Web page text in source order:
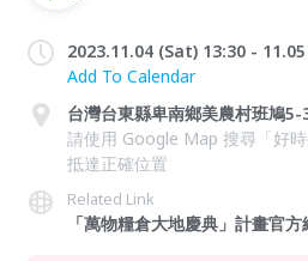
2023.11.04 (Sat) 13:30 -
Add To Calendar
台灣台東縣卑南鄉美農村班鳩5-
請使用 Google Map 搜尋「好
抵達正確位置
Related Link
「萬物糧倉大地慶典」計畫官方